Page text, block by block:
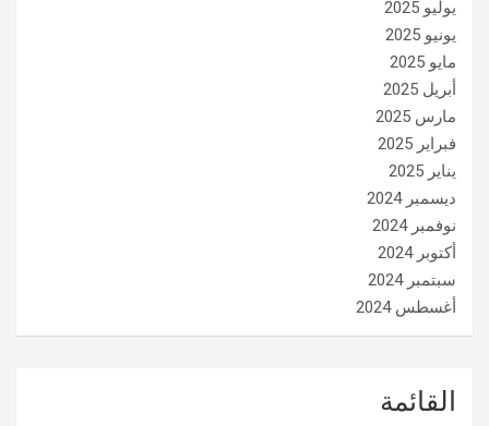
يوليو 2025
يونيو 2025
مايو 2025
أبريل 2025
مارس 2025
فبراير 2025
يناير 2025
ديسمبر 2024
نوفمبر 2024
أكتوبر 2024
سبتمبر 2024
أغسطس 2024
القائمة